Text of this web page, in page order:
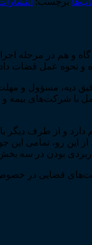
و هم در مرحله
و نحوه عمل قضات
دیه، مسؤول و
با شرکت­‌های بیمه
دارد و از طرف
این رو، تمامی
بودن در سه
قضایی در خصوص